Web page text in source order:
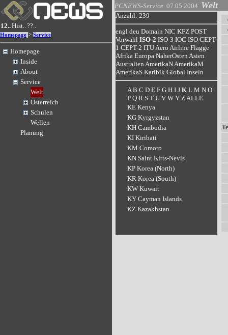
12..Hist..??..
Homepage > Service
Homepage
Inside
About
Service
Welt
Österreich
Schulen
Wellen
Planung
PCNEWS-Service 07.05.2004 Welt
Anzahl: 239
engl deu Domain NIC KFZ POST
Vorwahl ISO-2 ISO-3 IOC ISO CEPT-
1 CEPT-2 ITUAero Airline Flagge
Afrika Europa NaherOsten Asien
Australien AmerikaNAmerikaM
AmerikaS Karibik Global Inseln
A B C D E F G H I J K L M N O
P Q R S T U V W Y Z ALLE
KE Kenya
KG Kyrgyzstan
KH Cambodia
KI Kiribati
KM Comoro
KN Saint Kitts-Nevis
KP Korea (North)
KR Korea (South)
KW Kuwait
KY Cayman Islands
KZ Kazakhstan